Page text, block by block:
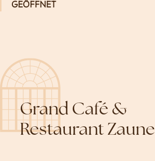
GEÖFFNET
Grand Café &
Restaurant